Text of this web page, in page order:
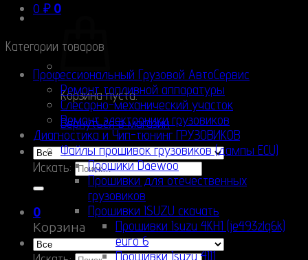
0 ₽ 0
Корзина пуста.
Вернуться в магазин
Искать:
0
Корзина
Категории товаров
Профессиональный Грузовой АвтоСервис
Ремонт топливной аппаратуры
Слесарно-механический участок
Ремонт электроники грузовиков
Диагностика и Чип-тюнинг ГРУЗОВИКОВ
Файлы прошивок грузовиков (дампы ECU)
Прошики Daewoo
Прошивки для отечественных
грузовиков
Прошивки ISUZU скачать
Прошивки Isuzu 4KH1 (je493zlq6k)
euro 6
Прошивки Isuzu 4JJ1